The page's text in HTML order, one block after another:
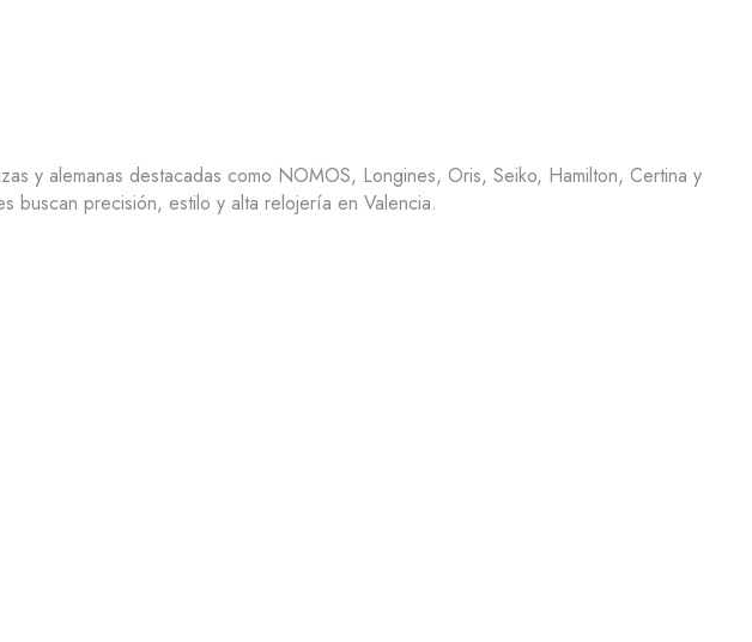
y alemanas destacadas como NOMOS, Longines, Oris, Seiko, Hamilton, Certina y
buscan precisión, estilo y alta relojería en Valencia.